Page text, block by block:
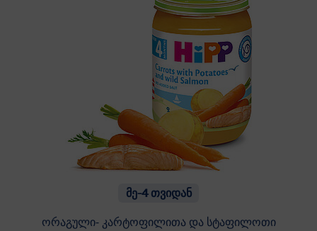
მე-4 თვიდან
ორაგული- კარტოფილითა და სტაფილოთი